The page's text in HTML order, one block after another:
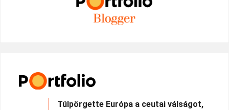
Túlpörgette Európa a ceutai válságot,